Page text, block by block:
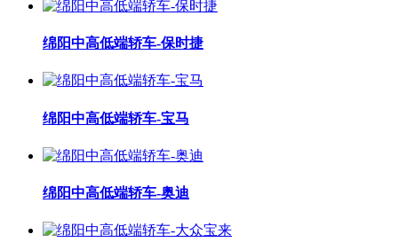
绵阳中高低端轿车-保时捷
绵阳中高低端轿车-宝马
绵阳中高低端轿车-奥迪